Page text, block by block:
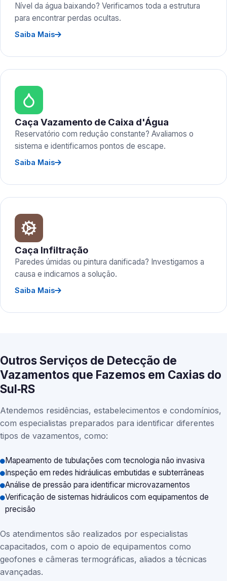
Nível da água baixando? Verificamos toda a estrutura
para encontrar perdas ocultas.
Saiba Mais
Caça Vazamento de Caixa d'Água
Reservatório com redução constante? Avaliamos o
sistema e identificamos pontos de escape.
Saiba Mais
Caça Infiltração
Paredes úmidas ou pintura danificada? Investigamos a
causa e indicamos a solução.
Saiba Mais
Outros Serviços de Detecção de
Vazamentos que Fazemos em Caxias do
Sul‑RS
Atendemos residências, estabelecimentos e condomínios,
com especialistas preparados para identificar diferentes
tipos de vazamentos, como:
Mapeamento de tubulações com tecnologia não invasiva
Inspeção em redes hidráulicas embutidas e subterrâneas
Análise de pressão para identificar microvazamentos
Verificação de sistemas hidráulicos com equipamentos de
precisão
Os atendimentos são realizados por especialistas
capacitados, com o apoio de equipamentos como
geofones e câmeras termográficas, aliados a técnicas
avançadas.